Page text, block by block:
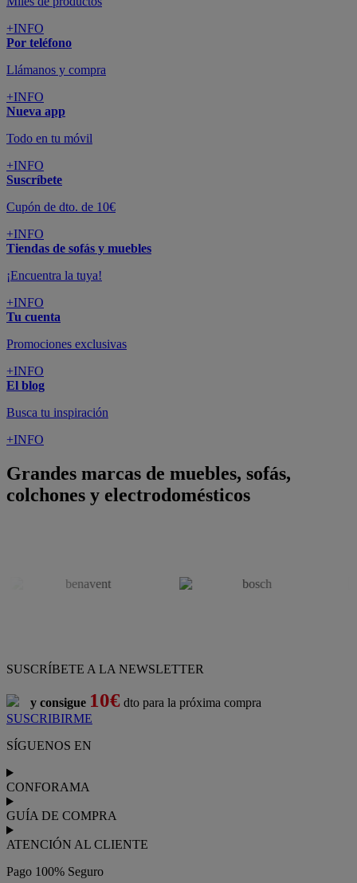
+INFO
Por teléfono
Llámanos y compra
+INFO
Nueva app
Todo en tu móvil
+INFO
Suscríbete
Cupón de dto. de 10€
+INFO
Tiendas de sofás y muebles
¡Encuentra la tuya!
+INFO
Tu cuenta
Promociones exclusivas
+INFO
El blog
Busca tu inspiración
+INFO
Grandes marcas de muebles, sofás,
colchones y electrodomésticos
SUSCRÍBETE A LA NEWSLETTER
y consigue 10€ dto para la próxima compra
SUSCRIBIRME
SÍGUENOS EN
CONFORAMA
GUÍA DE COMPRA
ATENCIÓN AL CLIENTE
Pago 100% Seguro